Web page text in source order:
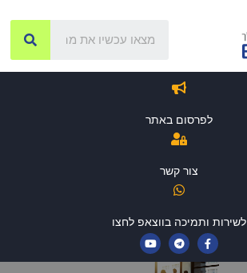
לפרסום באתר
צור קשר
לשירות ותמיכה בווצאפ לחצו